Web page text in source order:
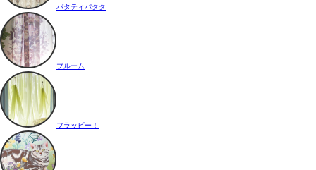
パタティパタタ
ブルーム
フラッピー！